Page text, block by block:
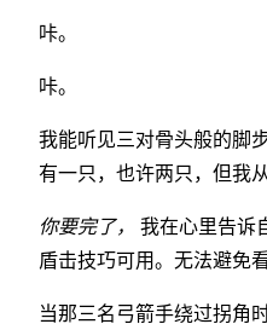
咔。
咔。
我能听见三对骨头般的脚
有一只，也许两只，但我
你要完了，
我在心里告诉
盾击技巧可用。无法避免
当那三名弓箭手绕过拐角